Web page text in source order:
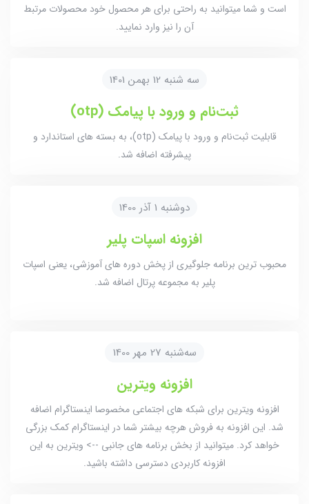
است و شما میتوانید به راحتی برای هر محصول خود محصولات مرتبط
آن را نیز وارد نمایید.
سه شنبه 12 بهمن 1401
ثبت‌نام و ورود با پیامک (otp)
قابلیت ثبت‌نام و ورود با پیامک (otp)، به بسته های استاندارد و
پیشرفته اضافه شد.
دوشنبه 1 آذر 1400
افزونه اسپات پلیر
محبوب ترین برنامه جلوگیری از پخش دوره های آموزشی، یعنی اسپات
پلیر به مجموعه پرتال اضافه شد.
سه‌شنبه 27 مهر 1400
افزونه ویترین
افزونه ویترین برای شبکه های اجتماعی مخصوصا اینستاگرام اضافه
شد. این افزونه به فروش هرچه بیشتر شما در اینستاگرام کمک بزرگی
خواهد کرد. میتوانید از بخش برنامه های جانبی --> ویترین به این
افزونه کاربردی دسترسی داشته باشید.